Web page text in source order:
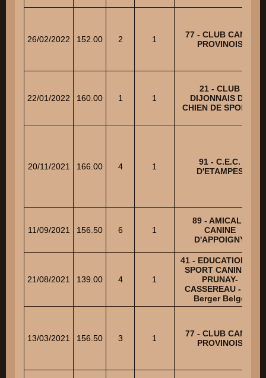
26/02/2022 152.00 2 1
77 - CLUB CANIN
PROVINOIS
22/01/2022 160.00 1 1
21 - CLUB
DIJONNAIS DU
CHIEN DE SPORTS
20/11/2021 166.00 4 1
91 - C.E.C.
D'ETAMPES
11/09/2021 156.50 6 1
89 - AMICALE
CANINE
D'APPOIGNY
21/08/2021 139.00 4 1
41 - EDUCATION ET
SPORT CANIN DE
PRUNAY-
CASSEREAU - NE
Berger Belge
13/03/2021 156.50 3 1
77 - CLUB CANIN
PROVINOIS